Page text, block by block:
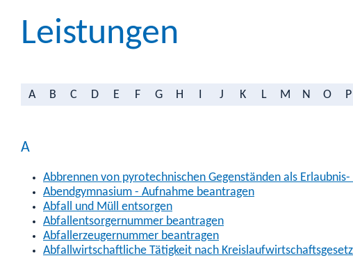
Leistungen
A B C D E F G H J K L M N O P
A
Abbrennen von pyrotechnischen Gegenständen als
Abendgymnasium - Aufnahme beantragen
Abfall und Müll entsorgen
Abfallentsorgernummer beantragen
Abfallerzeugernummer beantragen
Abfallwirtschaftliche Tätigkeit nach